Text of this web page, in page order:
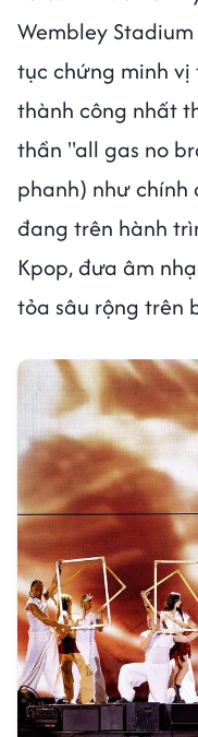
Wembley
tục chứng minh vị
thành công nhất
thần "all gas no
phanh) như
đang trên hành
Kpop, đưa âm
tỏa sâu rộng trên